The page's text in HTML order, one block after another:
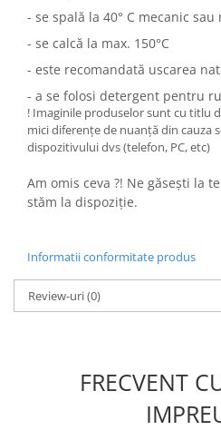
- se spală la 40° C mecanic sau
- se calcă la max. 150°C
- este recomandată uscarea
- a se folosi detergent pentru
! Imaginile produselor sunt cu titlu
mici diferențe de nuanță din cauza
dispozitivului dvs (telefon, PC, etc)
Am omis ceva ?! Ne găsești la
stăm la dispoziție.
Informatii conformitate produs
Review-uri(0)
FRECVENT